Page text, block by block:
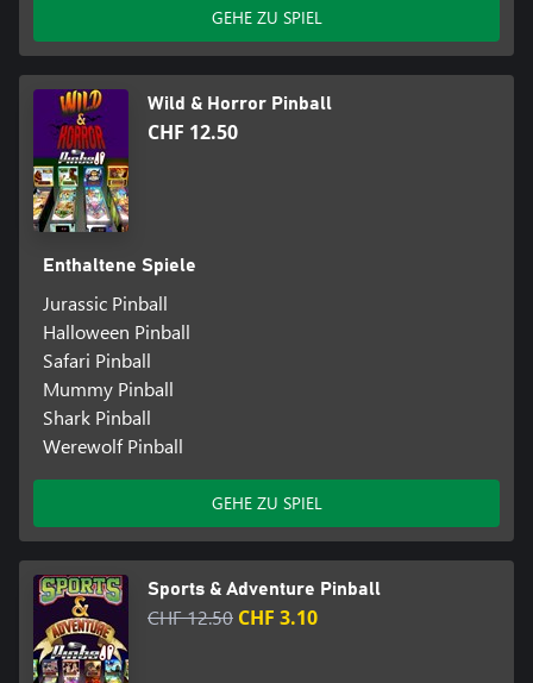
GEHE ZU SPIEL
Wild & Horror Pinball
CHF 12.50
Enthaltene Spiele
Jurassic Pinball
Halloween Pinball
Safari Pinball
Mummy Pinball
Shark Pinball
Werewolf Pinball
GEHE ZU SPIEL
Sports & Adventure Pinball
CHF 12.50 CHF 3.10